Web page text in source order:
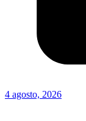
4 agosto, 2026